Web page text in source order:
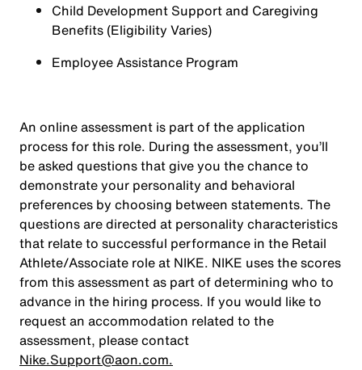
Child Development Support and Caregiving
Benefits (Eligibility Varies)
Employee Assistance Program
An online assessment is part of the application
process for this role. During the assessment, you’ll
be asked questions that give you the chance to
demonstrate your personality and behavioral
preferences by choosing between statements. The
questions are directed at personality characteristics
that relate to successful performance in the Retail
Athlete/Associate role at NIKE. NIKE uses the scores
from this assessment as part of determining who to
advance in the hiring process. If you would like to
request an accommodation related to the
assessment, please contact
Nike.Support@aon.com.